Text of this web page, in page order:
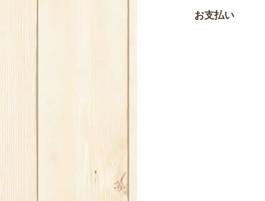
お支払い